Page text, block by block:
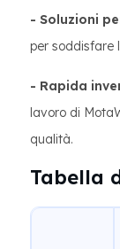
- Soluzioni
per soddisfare
- Rapida
lavoro di
qualità.
Tabella